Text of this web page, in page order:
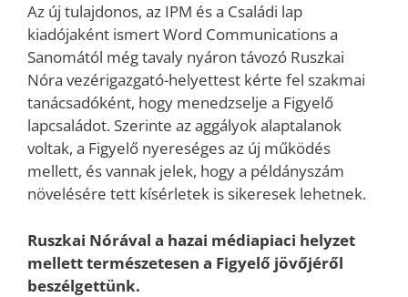
Az új tulajdonos, az IPM és a Családi lap
kiadójaként ismert Word Communications a
Sanomától még tavaly nyáron távozó Ruszkai
Nóra vezérigazgató-helyettest kérte fel szakmai
tanácsadóként, hogy menedzselje a Figyelő
lapcsaládot. Szerinte az aggályok alaptalanok
voltak, a Figyelő nyereséges az új működés
mellett, és vannak jelek, hogy a példányszám
növelésére tett kísérletek is sikeresek lehetnek.
Ruszkai Nórával a hazai médiapiaci helyzet
mellett természetesen a Figyelő jövőjéről
beszélgettünk.